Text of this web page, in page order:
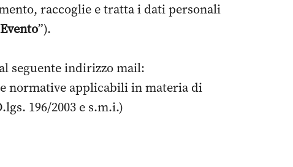
raccoglie e tratta i dati personali
Evento”).
seguente indirizzo mail:
normative applicabili in materia di
196/2003 e s.m.i.)